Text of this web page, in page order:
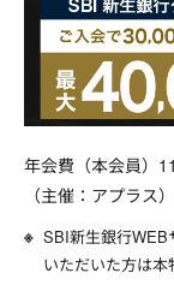
年会費（本会員）
（主催：アプラス）
SBI新生銀行WEB
いただいた方は本